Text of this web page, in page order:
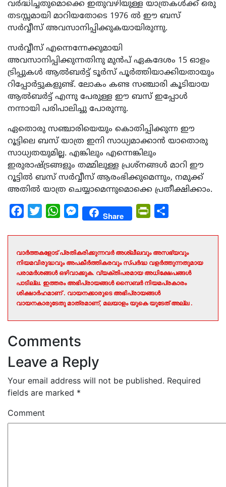
വർദ്ധിച്ചതുമൊക്കെ ഇതുവഴിയുള്ള യാത്രകൾക്ക് ഒരു
തടസ്സമായി മാറിയതോടെ 1976 ൽ ഈ ബസ്
സർവ്വീസ് അവസാനിപ്പിക്കുകയായിരുന്നു.
സർവ്വീസ് എന്നെന്നേക്കുമായി
അവസാനിപ്പിക്കുന്നതിനു മുൻപ് ഏകദേശം 15 ഓളം
ട്രിപ്പുകൾ ആൽബർട്ട് ടൂർസ് പൂർത്തിയാക്കിയതായും
റിപ്പോർട്ടുകളുണ്ട്. ലോകം കണ്ട സഞ്ചാരി കൂടിയായ
ആൽബർട്ട് എന്നു പേരുള്ള ഈ ബസ് ഇപ്പോൾ
നന്നായി പരിപാലിച്ചു പോരുന്നു.
ഏതൊരു സഞ്ചാരിയെയും കൊതിപ്പിക്കുന്ന ഈ
റൂട്ടിലെ ബസ് യാത്ര ഇനി സാധ്യമാക്കാൻ യാതൊരു
സാധ്യതയുമില്ല. എങ്കിലും എന്നെങ്കിലും
ഇരുരാഷ്ട്രങ്ങളും തമ്മിലുള്ള പ്രശ്നങ്ങൾ മാറി ഈ
റൂട്ടിൽ ബസ് സർവ്വീസ് ആരംഭിക്കുമെന്നും, നമുക്ക്
അതിൽ യാത്ര ചെയ്യാമെന്നുമൊക്കെ പ്രതീക്ഷിക്കാം.
Facebook
Twitter WhatsAppMessengerShare PrintFriendly
വാർത്തകളോട് പ്രതികരിക്കുന്നവർ അശ്ലീലവും അസഭ്യവും
നിയമവിരുദ്ധവും അപകീർത്തികരവും സ്പർദ്ധ വളർത്തുന്നതുമായ
പരാമർശങ്ങൾ ഒഴിവാക്കുക. വ്യക്തിപരമായ അധിക്ഷേപങ്ങൾ
പാടില്ല. ഇത്തരം അഭിപ്രായങ്ങൾ സൈബർ നിയമപ്രകാരം
ശിക്ഷാർഹമാണ് . വായനക്കാരുടെ അഭിപ്രായങ്ങൾ
വായനകാരുടേതു മാത്രമാണ്, മലയാളം യുകെ യുടേത് അല്ല .
Comments
Leave a Reply
Your email address will not be published. Required
fields are marked *
Comment